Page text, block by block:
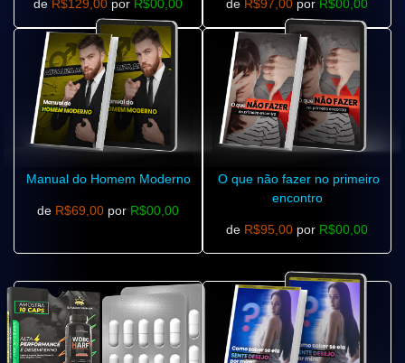
de R$129,00 por R$00,00 de R$97,00 por R$00,00
Manual do Homem Moderno
de R$69,00 por R$00,00
O que não fazer no primeiro
encontro
de R$95,00 por R$00,00